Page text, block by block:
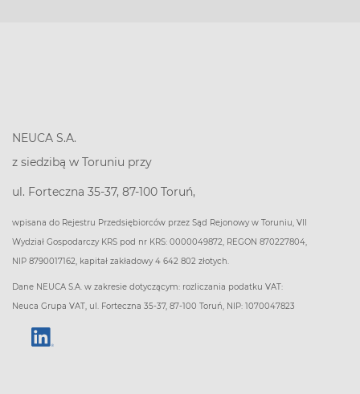
NEUCA S.A.
z siedzibą w Toruniu przy
ul. Forteczna 35-37, 87-100 Toruń,
wpisana do Rejestru Przedsiębiorców przez Sąd Rejonowy w Toruniu, VII
Wydział Gospodarczy KRS pod nr KRS: 0000049872, REGON 870227804,
NIP 8790017162, kapitał zakładowy 4 642 802 złotych.
Dane NEUCA S.A. w zakresie dotyczącym: rozliczania podatku VAT:
Neuca Grupa VAT, ul. Forteczna 35-37, 87-100 Toruń, NIP: 1070047823